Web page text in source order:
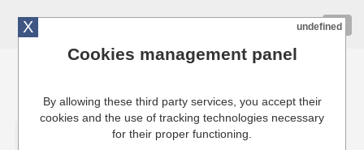
Cuisinresto: Ustensiles de cuisine pour professionnels
X undefined
Cookies management panel
By allowing these third party services, you accept their
cookies and the use of tracking technologies necessary
for their proper functioning.